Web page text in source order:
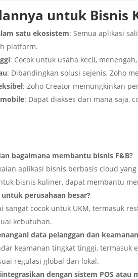
untuk Bisnis
satu ekosistem: Semua aplikasi
platform.
: Cocok untuk usaha kecil,
: Dibandingkan solusi sejenis, Zoho
: Zoho Creator memungkinkan
: Dapat diakses dari mana saja,
bagaimana membantu bisnis F&B?
aplikasi bisnis berbasis cloud
bisnis kuliner, dapat membantu
perusahaan besar?
sangat cocok untuk UKM, termasuk
kebutuhan.
data pelanggan dan
keamanan tingkat tinggi,
regulasi global dan lokal.
dengan sistem POS atau